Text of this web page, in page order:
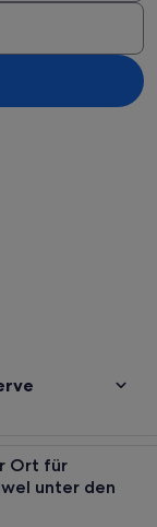
Ort für
unter den